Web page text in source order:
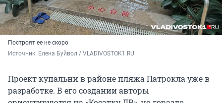
Построят ее не скоро
Источник: Елена Буйвол / VLADIVOSTOK1.RU
Проект купальни в районе пляжа Патрокла уже в
разработке. В его создании авторы